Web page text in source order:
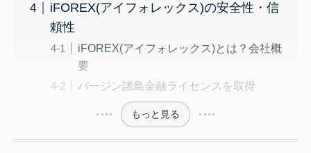
iFOREX(アイフォレックス)の安全性・信
頼性
iFOREX(アイフォレックス)とは？会社概
要
バージン諸島金融ライセンスを取得
もっと見る